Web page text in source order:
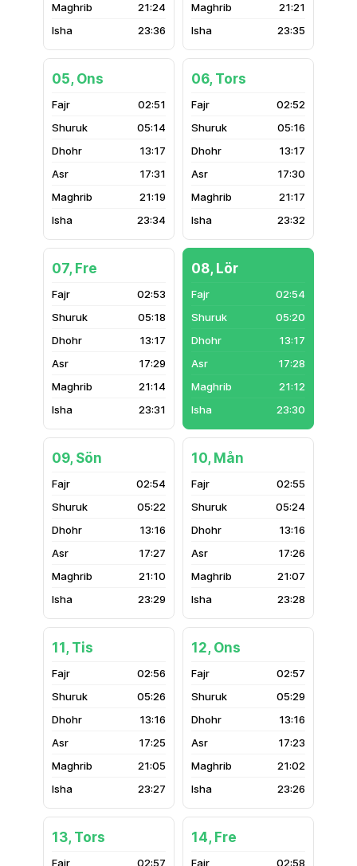
21:24
23:36
21:21
23:35
05, Ons
02:51
05:14
13:17
17:31
21:19
23:34
06, Tors
02:52
05:16
13:17
17:30
21:17
23:32
07, Fre
02:53
05:18
13:17
17:29
21:14
23:31
08, Lör
02:54
05:20
13:17
17:28
21:12
23:30
09, Sön
02:54
05:22
13:16
17:27
21:10
23:29
10, Mån
02:55
05:24
13:16
17:26
21:07
23:28
11, Tis
02:56
05:26
13:16
17:25
21:05
23:27
12, Ons
02:57
05:29
13:16
17:23
21:02
23:26
13, Tors
02:57
14, Fre
02:58